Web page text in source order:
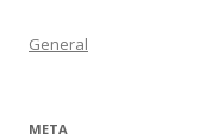
General
META